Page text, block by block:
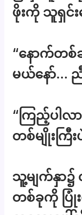
ဖိုးကို သူရှင်
“နောက်တစ်
မယ်နော်…
“ကြည့်ပါ
တစ်မျိုးကြီး
သူ့မျက်နှာ၌
တစ်ခုကို ပြုံ